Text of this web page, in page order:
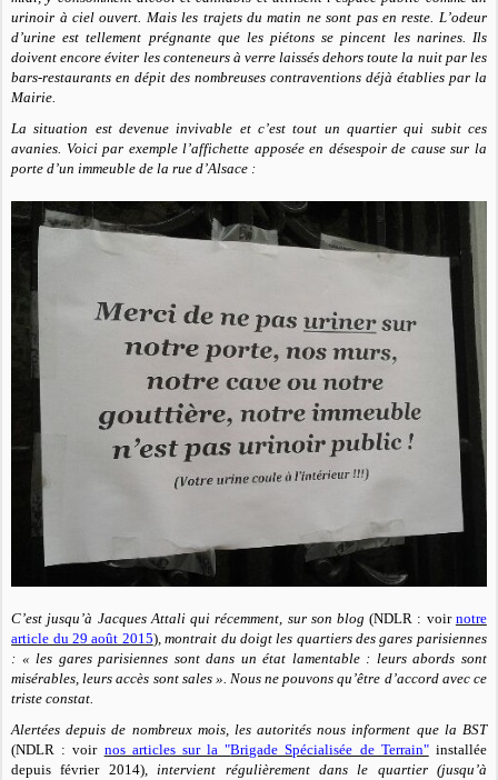
urinoir à ciel ouvert. Mais les trajets du matin ne sont pas en reste. L’odeur
d’urine est tellement prégnante que les piétons se pincent les narines. Ils
doivent encore éviter les conteneurs à verre laissés dehors toute la nuit par les
bars-restaurants en dépit des nombreuses contraventions déjà établies par la
Mairie.
La situation est devenue invivable et c’est tout un quartier qui subit ces
avanies. Voici par exemple l’affichette apposée en désespoir de cause sur la
porte d’un immeuble de la rue d’Alsace :
C’est jusqu’à Jacques Attali qui récemment, sur son blog(NDLR : voir notre
article du 29 août 2015), montrait du doigt les quartiers des gares parisiennes
: « les gares parisiennes sont dans un état lamentable : leurs abords sont
misérables, leurs accès sont sales ». Nous ne pouvons qu’être d’accord avec ce
triste constat.
Alertées depuis de nombreux mois, les autorités nous informent que la BST
(NDLR : voir nos articles sur la "Brigade Spécialisée de Terrain"installée
depuis février 2014), intervient régulièrement dans le quartier (jusqu’à